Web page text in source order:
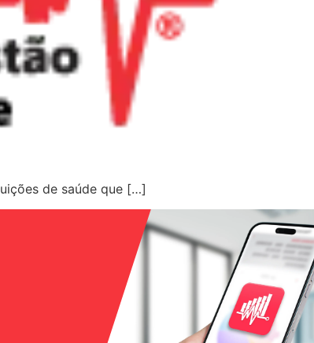
de saúde que […]